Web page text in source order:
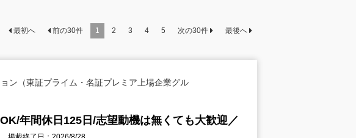
最初へ 前の30件 1 2 3 4 5 次の30件 最後へ
ン（東証プライム・名証プレミア上場企業グル
年間休日125日/志望動機は無くても大歓迎／